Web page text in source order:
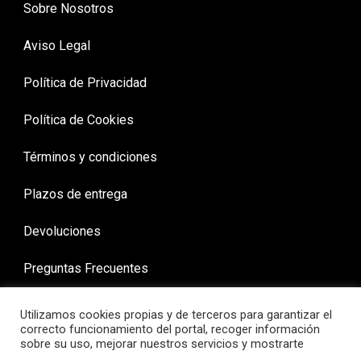
Sobre Nosotros
Aviso Legal
Política de Privacidad
Política de Cookies
Términos y condiciones
Plazos de entrega
Devoluciones
Preguntas Frecuentes
Utilizamos cookies propias y de terceros para garantizar el
correcto funcionamiento del portal, recoger información
sobre su uso, mejorar nuestros servicios y mostrarte